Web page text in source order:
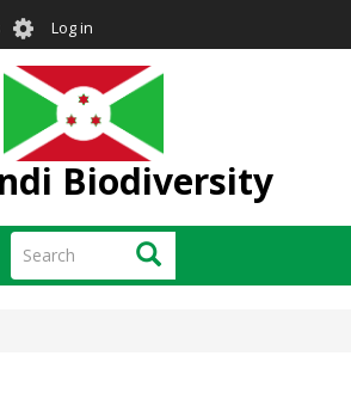
User
account
menu
Log in
Biodiversity
Search Search